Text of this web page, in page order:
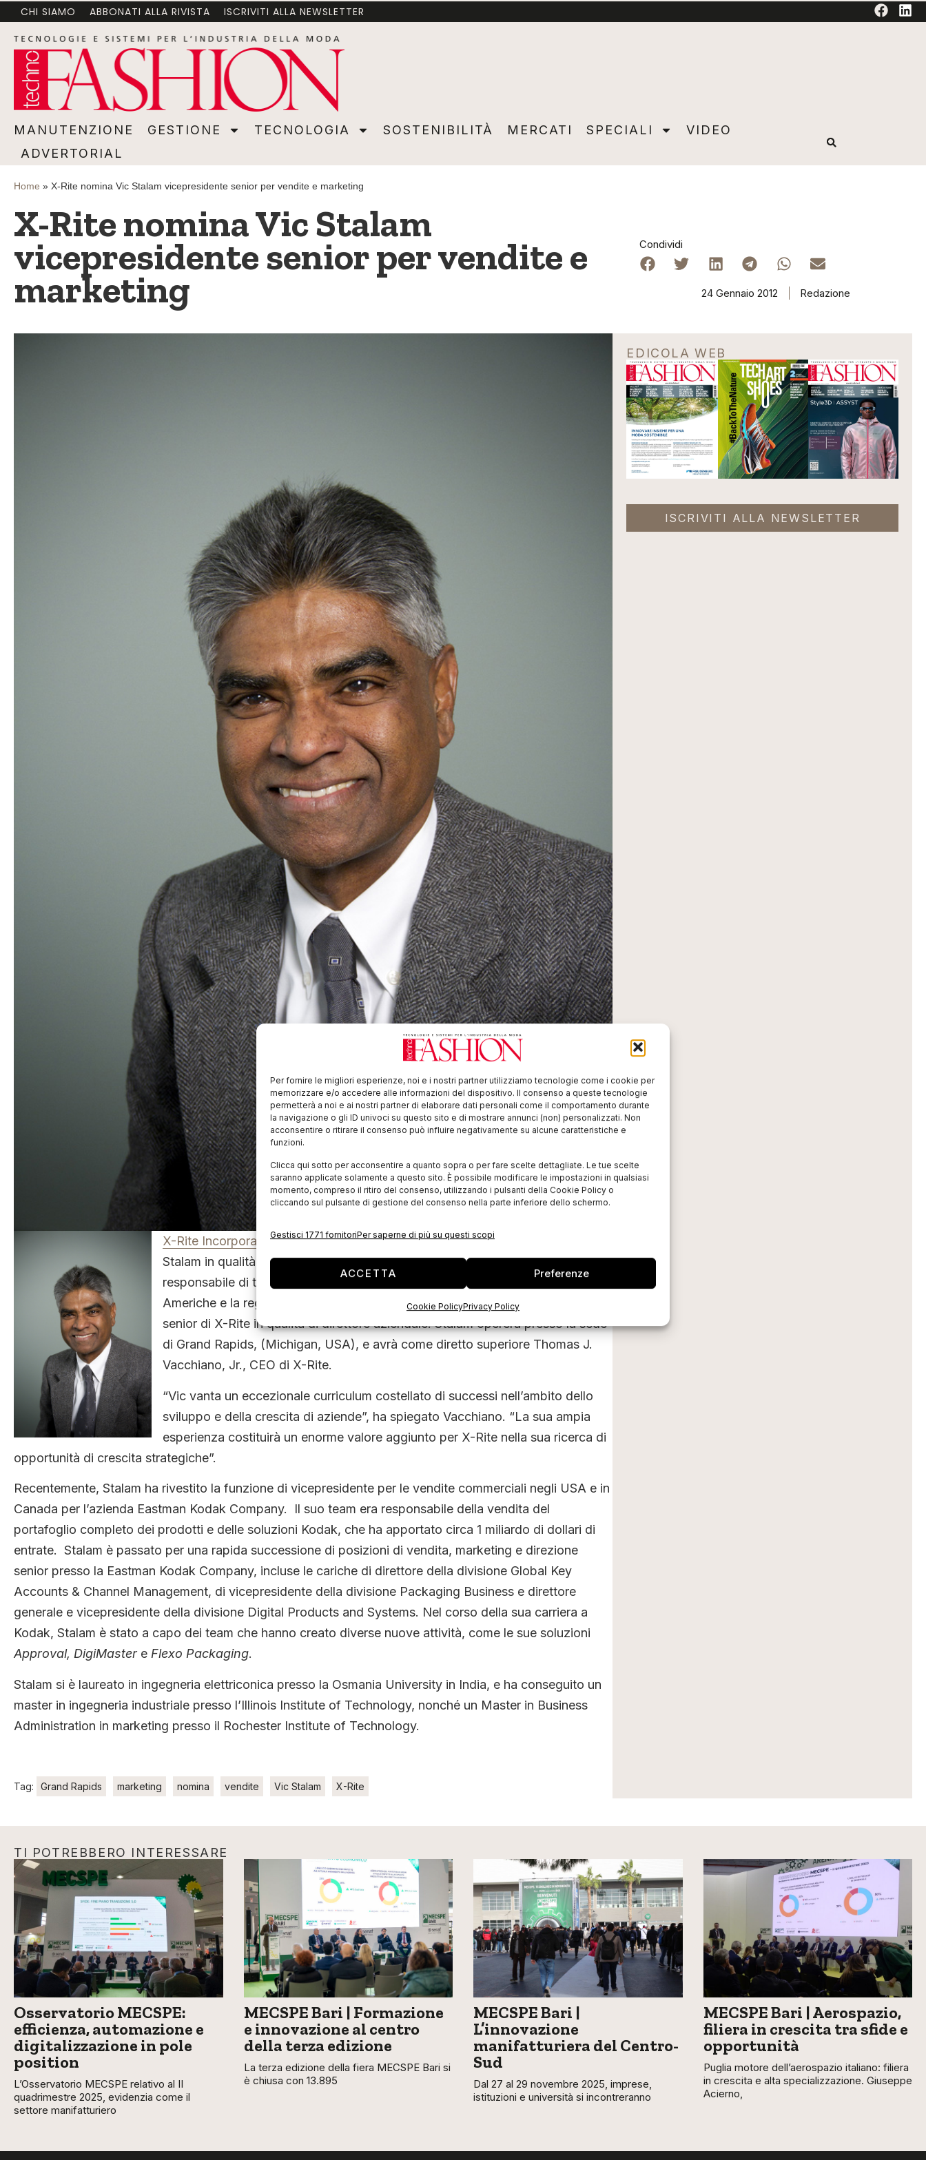
Per fornire le migliori esperienze, noi e i nostri partner utilizziamo tecnologie come i cookie per
memorizzare e/o accedere alle informazioni del dispositivo. Il consenso a queste tecnologie
permetterà a noi e ai nostri partner di elaborare dati personali come il comportamento durante
la navigazione o gli ID univoci su questo sito e di mostrare annunci (non) personalizzati. Non
acconsentire o ritirare il consenso può influire negativamente su alcune caratteristiche e
funzioni.
Clicca qui sotto per acconsentire a quanto sopra o per fare scelte dettagliate. Le tue scelte
saranno applicate solamente a questo sito. È possibile modificare le impostazioni in qualsiasi
momento, compreso il ritiro del consenso, utilizzando i pulsanti della Cookie Policy o
cliccando sul pulsante di gestione del consenso nella parte inferiore dello schermo.
Gestisci 1771 fornitoriPer saperne di più su questi scopi
ACCETTA Preferenze
Cookie PolicyPrivacy Policy
MANUTENZIONE GESTIONE TECNOLOGIA SOSTENIBILITÀ MERCATI SPECIALI VIDEO ADVERTORIAL
CHI SIAMO ABBONATI ALLA RIVISTA ISCRIVITI ALLA NEWSLETTER
MANUTENZIONE GESTIONE TECNOLOGIA SOSTENIBILITÀ MERCATI SPECIALI
VIDEO
ADVERTORIAL
Home » X-Rite nomina Vic Stalam vicepresidente senior per vendite e marketing
X-Rite nomina Vic Stalam
vicepresidente senior per vendite e
marketing
Condividi
24 Gennaio 2012 Redazione
X-Rite Incorporated(NASDAQ:XRIT) ha annunciato oggi la nomina di Vic
Stalam in qualità di vicepresidente senior per vendite e marketing: egli sarà
responsabile di tutte le attività di vendita, marketing e assistenza per le
Americhe e la regione EMEA, nonché per l’assistenza al team dirigenziale
senior di X-Rite in qualità di direttore aziendale. Stalam opererà presso la sede
di Grand Rapids, (Michigan, USA), e avrà come diretto superiore Thomas J.
Vacchiano, Jr., CEO di X-Rite.
“Vic vanta un eccezionale curriculum costellato di successi nell’ambito dello
sviluppo e della crescita di aziende”, ha spiegato Vacchiano. “La sua ampia
esperienza costituirà un enorme valore aggiunto per X-Rite nella sua ricerca di
opportunità di crescita strategiche”.
Recentemente, Stalam ha rivestito la funzione di vicepresidente per le vendite commerciali negli USA e in
Canada per l’azienda Eastman Kodak Company. Il suo team era responsabile della vendita del
portafoglio completo dei prodotti e delle soluzioni Kodak, che ha apportato circa 1 miliardo di dollari di
entrate. Stalam è passato per una rapida successione di posizioni di vendita, marketing e direzione
senior presso la Eastman Kodak Company, incluse le cariche di direttore della divisione Global Key
Accounts & Channel Management, di vicepresidente della divisione Packaging Business e direttore
generale e vicepresidente della divisione Digital Products and Systems. Nel corso della sua carriera a
Kodak, Stalam è stato a capo dei team che hanno creato diverse nuove attività, come le sue soluzioni
Approval, DigiMastere Flexo Packaging.
Stalam si è laureato in ingegneria elettriconica presso la Osmania University in India, e ha conseguito un
master in ingegneria industriale presso l’Illinois Institute of Technology, nonché un Master in Business
Administration in marketing presso il Rochester Institute of Technology.
Tag: Grand Rapids marketing nomina vendite Vic Stalam X-Rite
EDICOLA WEB
ISCRIVITI ALLA NEWSLETTER
TI POTREBBERO INTERESSARE
Osservatorio MECSPE:
efficienza, automazione e
digitalizzazione in pole
position
L’Osservatorio MECSPE relativo al II
quadrimestre 2025, evidenzia come il
settore manifatturiero
MECSPE Bari | Formazione
e innovazione al centro
della terza edizione
La terza edizione della fiera MECSPE Bari si
è chiusa con 13.895
MECSPE Bari |
L’innovazione
manifatturiera del Centro-
Sud
Dal 27 al 29 novembre 2025, imprese,
istituzioni e università si incontreranno
MECSPE Bari | Aerospazio,
filiera in crescita tra sfide e
opportunità
Puglia motore dell’aerospazio italiano: filiera
in crescita e alta specializzazione. Giuseppe
Acierno,